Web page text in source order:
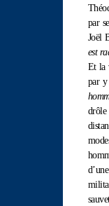
par
Joël
est
Et la
par y
drôle